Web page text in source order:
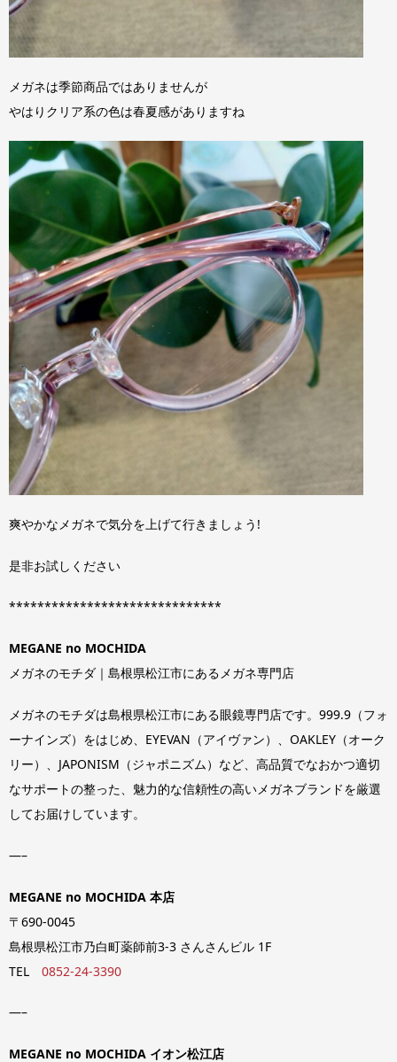
メガネは季節商品ではありませんが
やはりクリア系の色は春夏感がありますね
爽やかなメガネで気分を上げて行きましょう!
是非お試しください
******************************
MEGANE no MOCHIDA
メガネのモチダ｜島根県松江市にあるメガネ専門店
メガネのモチダは島根県松江市にある眼鏡専門店です。999.9（フォ
ーナインズ）をはじめ、EYEVAN（アイヴァン）、OAKLEY（オーク
リー）、JAPONISM（ジャポニズム）など、高品質でなおかつ適切
なサポートの整った、魅力的な信頼性の高いメガネブランドを厳選
してお届けしています。
—–
MEGANE no MOCHIDA 本店
〒690-0045
島根県松江市乃白町薬師前3-3 さんさんビル 1F
TEL 0852-24-3390
—–
MEGANE no MOCHIDA イオン松江店